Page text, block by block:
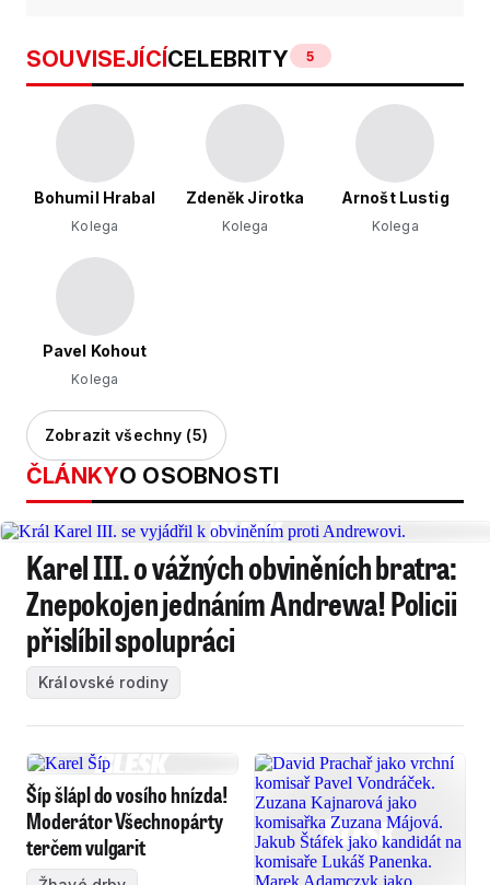
SOUVISEJÍCÍCELEBRITY 5
Bohumil Hrabal
Kolega
Zdeněk Jirotka
Kolega
Arnošt Lustig
Kolega
Pavel Kohout
Kolega
Zobrazit všechny (5)
ČLÁNKYO OSOBNOSTI
Karel III. o vážných obviněních bratra:
Znepokojen jednáním Andrewa! Policii
přislíbil spolupráci
Královské rodiny
Šíp šlápl do vosího hnízda!
Moderátor Všechnopárty
terčem vulgarit